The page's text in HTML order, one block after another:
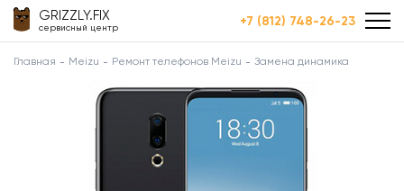
GRIZZLY.FIX
сервисный центр +7 (812) 748-26-23
Главная Meizu Ремонт телефонов Meizu Замена динамика